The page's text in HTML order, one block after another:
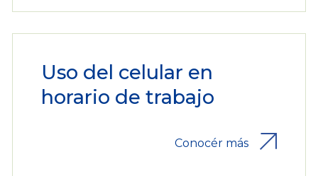
Uso del celular en
horario de trabajo
Conocér más